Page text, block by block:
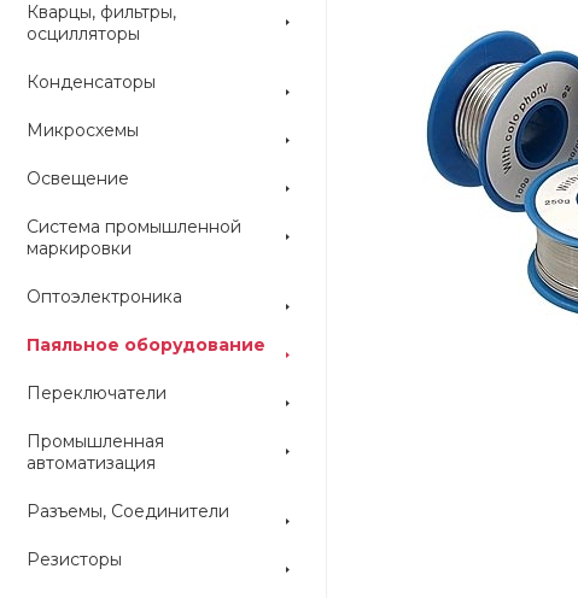
Кварцы, фильтры,
осцилляторы
Конденсаторы
Микросхемы
Освещение
Система промышленной
маркировки
Оптоэлектроника
Паяльное оборудование
Переключатели
Промышленная
автоматизация
Разъемы, Соединители
Резисторы